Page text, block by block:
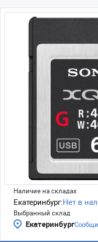
Наличие на складах
Екатеринбург:Нет в
Выбранный склад
Екатеринбург